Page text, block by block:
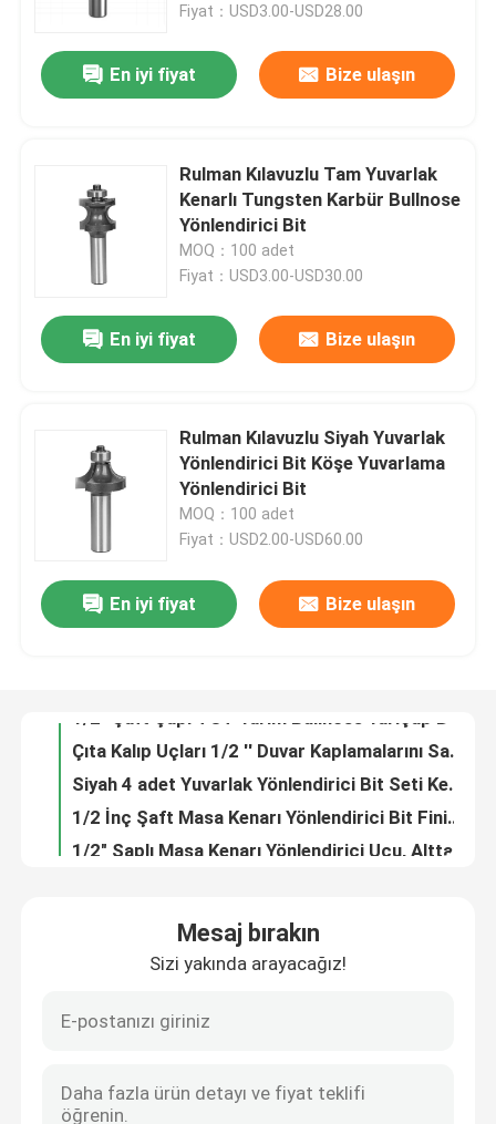
Ana sayfa
Ürünler
Hakkımızda
Kalite kontrol
Bize ulaşın
Düz Yönlendirici Bit
Ortak Yönlendirici Bit
Fiyat：USD3.00-USD28.00
En iyi fiyat Bize ulaşın
Rulman Kılavuzlu Tam Yuvarlak
Kenarlı Tungsten Karbür Bullnose
Yönlendirici Bit
MOQ：100 adet
Fiyat：USD3.00-USD30.00
En iyi fiyat Bize ulaşın
Rulman Kılavuzlu Siyah Yuvarlak
Yönlendirici Bit Köşe Yuvarlama
Yönlendirici Bit
MOQ：100 adet
Fiyat：USD2.00-USD60.00
En iyi fiyat Bize ulaşın
1/2" Şaft Çapı TCT Yarım Bullnose Yarıçap Bit Betop Tools
Mesaj bırakın
Sizi yakında arayacağız!